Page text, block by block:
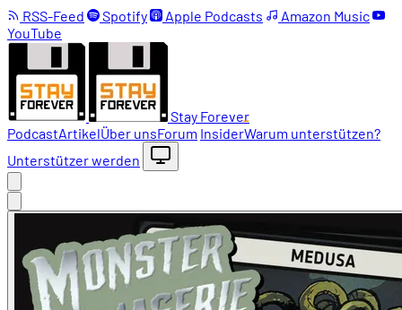
RSS-Feed Spotify Apple Podcasts
Amazon Music
YouTube
Stay Forever
PodcastArtikelÜber unsForum InsiderWarum unterstützen?
Unterstützer werden